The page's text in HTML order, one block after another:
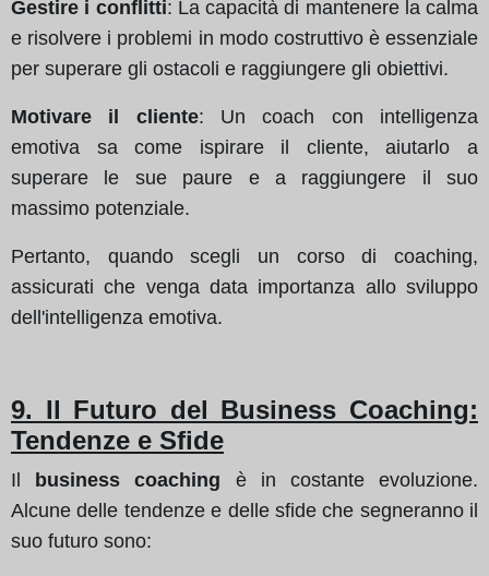
Gestire i conflitti: La capacità di mantenere la calma
e risolvere i problemi in modo costruttivo è essenziale
per superare gli ostacoli e raggiungere gli obiettivi.
Motivare il cliente: Un coach con intelligenza
emotiva sa come ispirare il cliente, aiutarlo a
superare le sue paure e a raggiungere il suo
massimo potenziale.
Pertanto, quando scegli un corso di coaching,
assicurati che venga data importanza allo sviluppo
dell'intelligenza emotiva.
9. Il Futuro del Business Coaching:
Tendenze e Sfide
Il business coaching è in costante evoluzione.
Alcune delle tendenze e delle sfide che segneranno il
suo futuro sono: